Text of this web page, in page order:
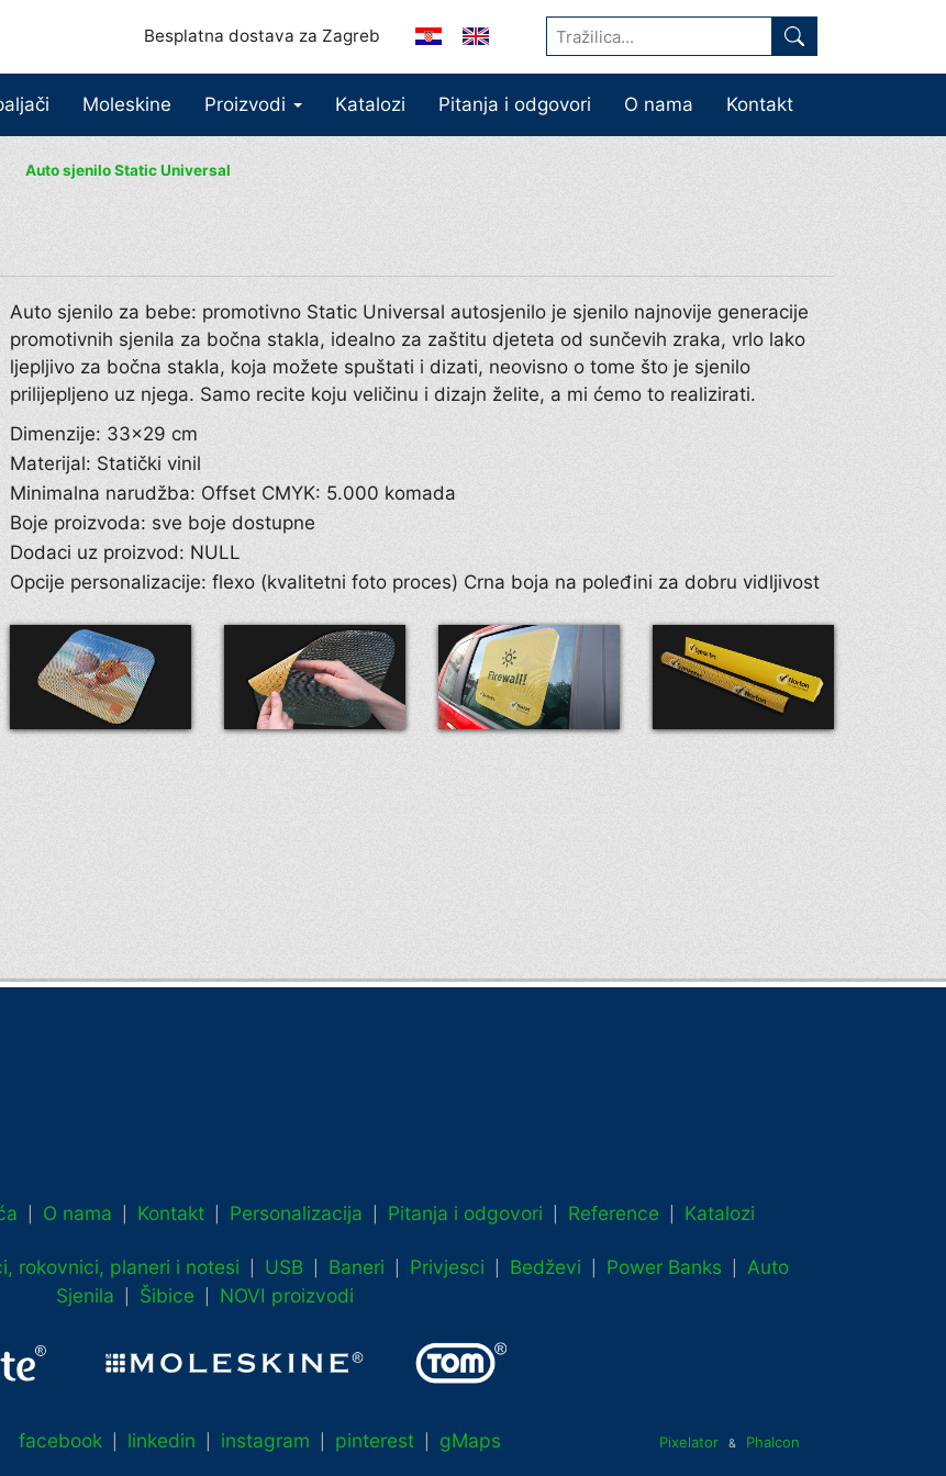
Besplatna dostava za Zagreb
Moleskine Proizvodi Katalozi Pitanja i odgovori O nama Kontakt
Auto sjenilo Static Universal
Auto sjenilo za bebe: promotivno Static Universal autosjenilo je sjenilo najnovije generacije
promotivnih sjenila za bočna stakla, idealno za zaštitu djeteta od sunčevih zraka, vrlo lako
ljepljivo za bočna stakla, koja možete spuštati i dizati, neovisno o tome što je sjenilo
prilijepljeno uz njega. Samo recite koju veličinu i dizajn želite, a mi ćemo to realizirati.
Dimenzije: 33×29 cm
Materijal: Statički vinil
Minimalna narudžba: Offset CMYK: 5.000 komada
Boje proizvoda: sve boje dostupne
Dodaci uz proizvod: NULL
Opcije personalizacije: flexo (kvalitetni foto proces) Crna boja na poleđini za dobru vidljivost
O nama Kontakt Personalizacija Pitanja i odgovori Reference Katalozi
rokovnici, planeri i notesi USB Baneri Privjesci Bedževi Power Banks
Auto
Sjenila
Šibice NOVI proizvodi
facebook linkedin instagram pinterest gMaps Pixelator & Phalcon